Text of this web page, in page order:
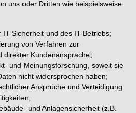
uns oder Dritten wie beispielsweise
Sicherheit und des IT-Betriebs;
von Verfahren zur
direkter Kundenansprache;
und Meinungsforschung, soweit sie
nicht widersprochen haben;
Ansprüche und Verteidigung
und Anlagensicherheit (z.B.